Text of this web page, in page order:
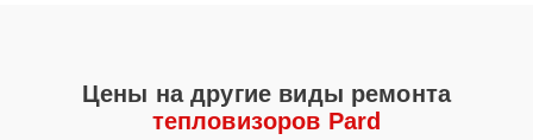
Цены на другие виды ремонта
тепловизоров Pard